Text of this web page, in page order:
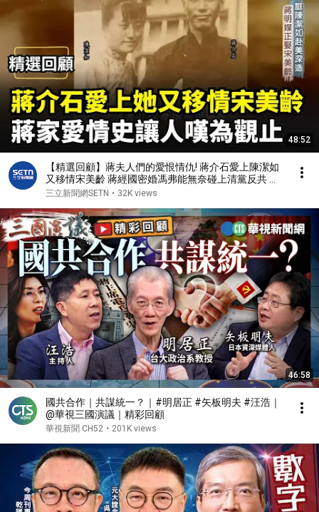
48:52
【精選回顧】蔣夫人們的愛恨情仇! 蔣介石愛上陳潔如
又移情宋美齡 蔣經國密婚馮弗能無奈碰上清黨反共 轟
轟烈烈的蔣家愛情史讓人嘆為觀止｜三立新聞網
三立新聞網SETN • 32K views
46:58
國共合作｜共謀統一？｜#明居正 #矢板明夫 #汪浩｜
@華視三國演議｜精彩回顧
華視新聞 CH52 • 201K views